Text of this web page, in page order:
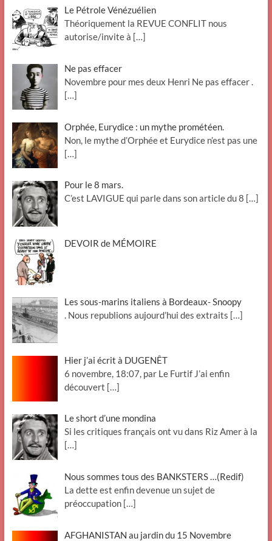
Le Pétrole Vénézuélien
Théoriquement la REVUE CONFLIT nous
autorise/invite à […]
Ne pas effacer
Novembre pour mes deux Henri Ne pas effacer .
[…]
Orphée, Eurydice : un mythe prométéen.
Non, le mythe d’Orphée et Eurydice n’est pas une
[…]
Pour le 8 mars.
C’est LAVIGUE qui parle dans son article du 8 […]
DEVOIR de MÉMOIRE
Les sous-marins italiens à Bordeaux- Snoopy
. Nous republions aujourd’hui des extraits […]
Hier j’ai écrit à DUGENÊT
6 novembre, 18:07, par Le Furtif J’ai enfin
découvert […]
Le short d’une mondina
Si les critiques français ont vu dans Riz Amer à la
[…]
Nous sommes tous des BANKSTERS …(Redif)
La dette est enfin devenue un sujet de
préoccupation […]
AFGHANISTAN au jardin du 15 Novembre